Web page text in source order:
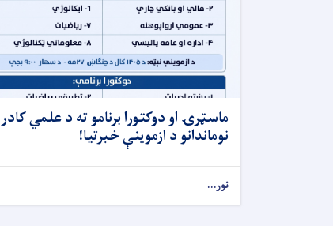
ماسټرۍ او دوکتورا برنامو ته د علمي کادر
نوماندانو د ازموینې خبرتیا!
نور...